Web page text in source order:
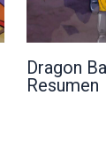
Dragon
Resumen